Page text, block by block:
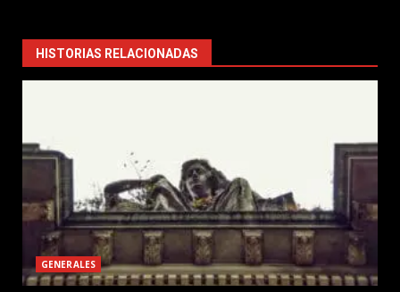
HISTORIAS RELACIONADAS
GENERALES